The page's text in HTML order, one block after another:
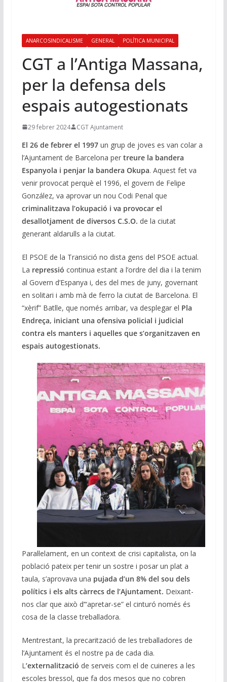
ANARCOSINDICALISME GENERAL POLÍTICA MUNICIPAL
CGT a l’Antiga Massana,
per la defensa dels
espais autogestionats
29 febrer 2024 CGT Ajuntament
El 26 de febrer el 1997un grup de joves es van colar a
l’Ajuntament de Barcelona per treure la bandera
Espanyola i penjar la bandera Okupa. Aquest fet va
venir provocat perquè el 1996, el govern de Felipe
González, va aprovar un nou Codi Penal que
criminalitzava l’okupació i va provocar el
desallotjament de diversos C.S.O. de la ciutat
generant aldarulls a la ciutat.
El PSOE de la Transició no dista gens del PSOE actual.
La repressió continua estant a l’ordre del dia i la tenim
al Govern d’Espanya i, des del mes de juny, governant
en solitari i amb mà de ferro la ciutat de Barcelona. El
“xèrif” Batlle, que només arribar, va desplegar el Pla
Endreça, iniciant una ofensiva policial i judicial
contra els manters i aquelles que s’organitzaven en
espais autogestionats.
Paral·lelament, en un context de crisi capitalista, on la
població pateix per tenir un sostre i posar un plat a
taula, s’aprovava una pujada d’un 8% del sou dels
polítics i els alts càrrecs de l’Ajuntament. Deixant-
nos clar que això d’“apretar-se” el cinturó només és
cosa de la classe treballadora.
Mentrestant, la precarització de les treballadores de
l’Ajuntament és el nostre pa de cada dia.
L’externalització de serveis com el de cuineres a les
escoles bressol, que fa dos mesos que no cobren